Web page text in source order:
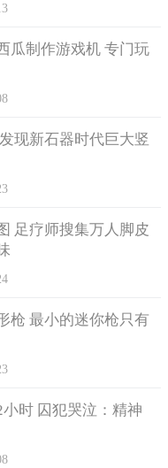
瓜制作游戏机 专门玩
现新石器时代巨大竖
足疗师搜集万人脚皮
枪 最小的迷你枪只有
时 囚犯哭泣：精神